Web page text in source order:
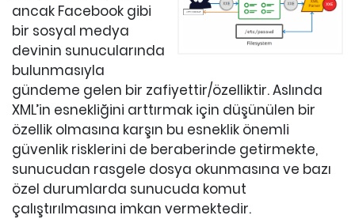
ancak Facebook gibi
bir sosyal medya
devinin sunucularında
bulunmasıyla
gündeme gelen bir zafiyettir/özelliktir. Aslında
XML’in esnekliğini arttırmak için düşünülen bir
özellik olmasına karşın bu esneklik önemli
güvenlik risklerini de beraberinde getirmekte,
sunucudan rasgele dosya okunmasına ve bazı
özel durumlarda sunucuda komut
çalıştırılmasına imkan vermektedir.